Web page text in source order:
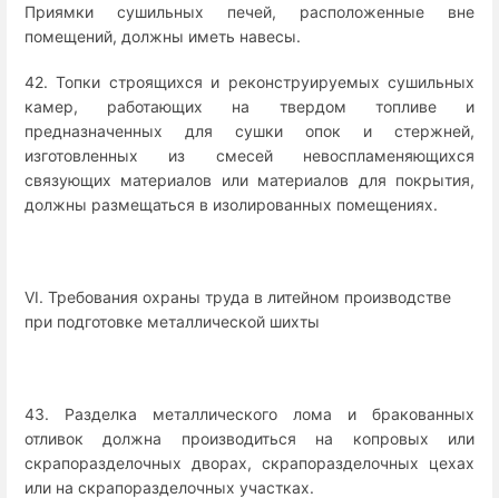
Приямки сушильных печей, расположенные вне
помещений, должны иметь навесы.
42. Топки строящихся и реконструируемых сушильных
камер, работающих на твердом топливе и
предназначенных для сушки опок и стержней,
изготовленных из смесей невоспламеняющихся
связующих материалов или материалов для покрытия,
должны размещаться в изолированных помещениях.
VI. Требования охраны труда в литейном производстве
при подготовке металлической шихты
43. Разделка металлического лома и бракованных
отливок должна производиться на копровых или
скрапоразделочных дворах, скрапоразделочных цехах
или на скрапоразделочных участках.